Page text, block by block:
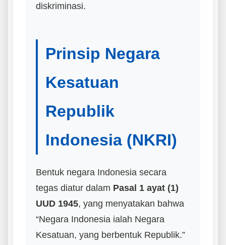
diskriminasi.
Prinsip Negara
Kesatuan
Republik
Indonesia (NKRI)
Bentuk negara Indonesia secara
tegas diatur dalam Pasal 1 ayat (1)
UUD 1945, yang menyatakan bahwa
“Negara Indonesia ialah Negara
Kesatuan, yang berbentuk Republik.”